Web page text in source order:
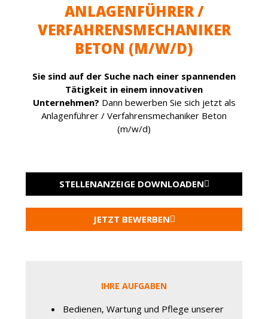
ANLAGENFÜHRER /
VERFAHRENSMECHANIKER
BETON (M/W/D)
Sie sind auf der Suche nach einer spannenden
Tätigkeit in einem innovativen
Unternehmen? Dann bewerben Sie sich jetzt als
Anlagenführer / Verfahrensmechaniker Beton
(m/w/d)
STELLENANZEIGE DOWNLOADEN
JETZT BEWERBEN
IHRE AUFGABEN
Bedienen, Wartung und Pflege unserer